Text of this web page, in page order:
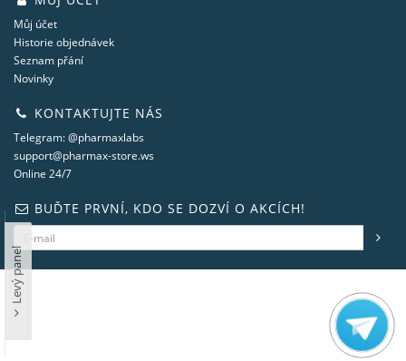
Můj účet
Historie objednávek
Seznam přání
Novinky
KONTAKTUJTE NÁS
Telegram: @pharmaxlabs
support@pharmax-store.ws
Online 24/7
BUĎTE PRVNÍ, KDO SE DOZVÍ O AKCÍCH!
Levý panel